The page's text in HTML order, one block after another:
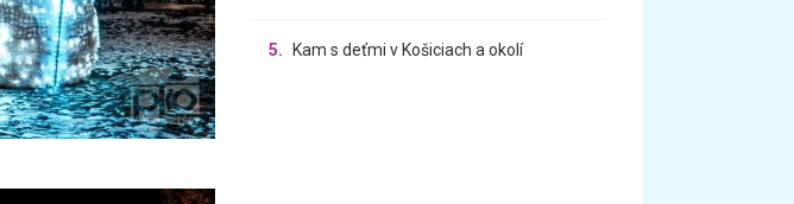
5. Kam s deťmi v Košiciach a okolí